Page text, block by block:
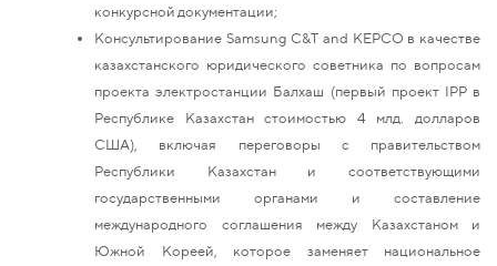
конкурсной документации;
Консультирование Samsung C&T and KEPCO в качестве
казахстанского юридического советника по вопросам
проекта электростанции Балхаш (первый проект IPP в
Республике Казахстан стоимостью 4 млд. долларов
США), включая переговоры с правительством
Республики Казахстан и соответствующими
государственными органами и составление
международного соглашения между Казахстаном и
Южной Кореей, которое заменяет национальное